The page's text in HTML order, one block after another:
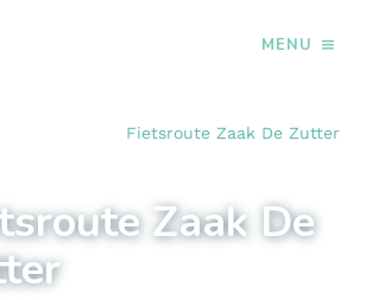
MENU
Fietsroute Zaak De Zutter
Zaak De